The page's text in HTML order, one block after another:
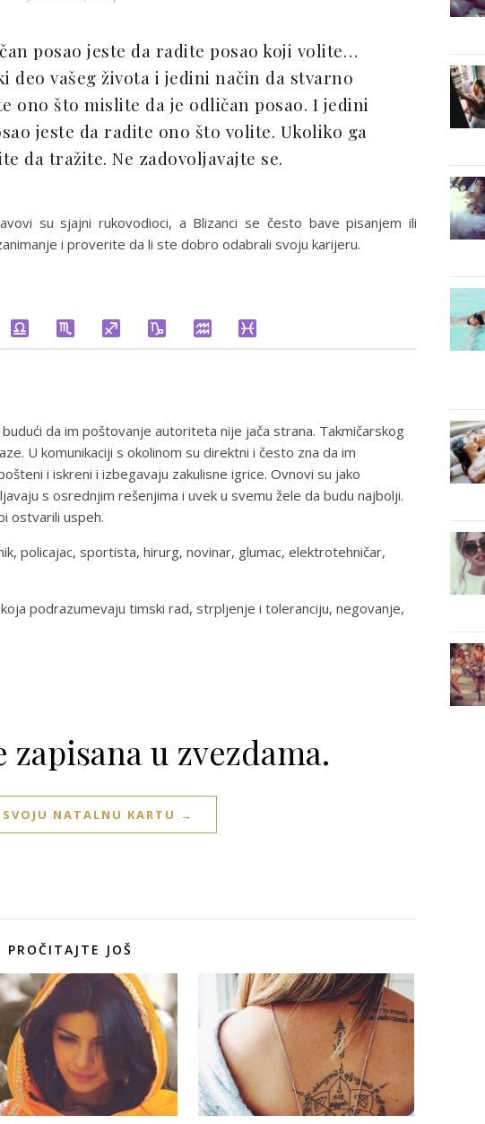
posao jeste da radite posao koji volite…
deo vašeg života i jedini način da stvarno
ono što mislite da je odličan posao. I jedini
jeste da radite ono što volite. Ukoliko ga
da tražite. Ne zadovoljavajte se.
su sjajni rukovodioci, a Blizanci se često bave pisanjem ili
i proverite da li ste dobro odabrali svoju karijeru.
da im poštovanje autoriteta nije jača strana. Takmičarskog
U komunikaciji s okolinom su direktni i često zna da im
i iskreni i izbegavaju zakulisne igrice. Ovnovi su jako
s osrednjim rešenjima i uvek u svemu žele da budu najbolji.
ostvarili uspeh.
policajac, sportista, hirurg, novinar, glumac, elektrotehničar,
podrazumevaju timski rad, strpljenje i toleranciju, negovanje,
u zvezdama.
SVOJU NATALNU KARTU →
PROČITAJTE JOŠ